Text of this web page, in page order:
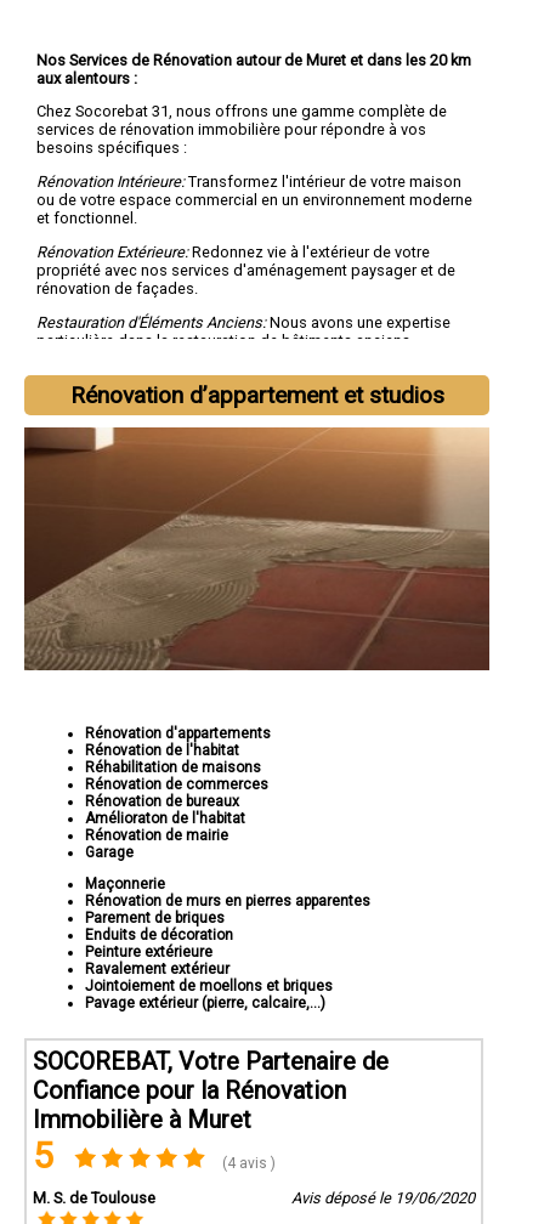
Nos Services de Rénovation autour de Muret et dans les 20 km
aux alentours :
Chez Socorebat 31, nous offrons une gamme complète de
services de rénovation immobilière pour répondre à vos
besoins spécifiques :
Rénovation Intérieure:Transformez l'intérieur de votre maison
ou de votre espace commercial en un environnement moderne
et fonctionnel.
Rénovation Extérieure:Redonnez vie à l'extérieur de votre
propriété avec nos services d'aménagement paysager et de
rénovation de façades.
Restauration d'Éléments Anciens:Nous avons une expertise
particulière dans la restauration de bâtiments anciens,
besoins modernes.
Aménagements Personnalisés:
avec vous pour créer des espaces qui reflètent votre style et
vos besoins uniques.
Pourquoi Choisir Socorebat 31?
Notre engagement envers la qualité est
inébranlable, et nous utilisons uniquement les meilleurs
matériaux et techniques pour chaque projet.
Équipe Expert:
Notre équipe de professionnels qualifiés
possède une vaste expérience dans la rénovation immobilière,
garantissant des résultats exceptionnels.
Service Personnalisé:
Nous comprenons que chaque projet est
unique, c'est pourquoi nous personnalisons nos services pour
Respect des Délais:Nous sommes réputés pour respecter les
délais convenus, vous assurant que votre projet sera terminé à
Rénovation d’appartement et studios
Rénovation d'appartements
Rénovation de l'habitat
Réhabilitation de maisons
Rénovation de commerces
Rénovation de bureaux
Amélioraton de l'habitat
Rénovation de mairie
Garage
Maçonnerie
Rénovation de murs en pierres apparentes
Parement de briques
Enduits de décoration
Peinture extérieure
Ravalement extérieur
Jointoiement de moellons et briques
Pavage extérieur (pierre, calcaire,...)
Pour commencer votre projet de rénovation immobilière avec
Socorebat 31, contactez-nous dès aujourd'hui. Nous sommes
disponibles pour répondre à toutes vos questions et discuter de
vos besoins particuliers.
votre propriété de Muret en Haute-Garonne.
SOCOREBAT, Votre Partenaire de
Confiance pour la Rénovation
Immobilière à Muret
5 (4 avis )
M. S. de Toulouse Avis déposé le 19/06/2020